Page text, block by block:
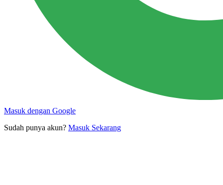
Masuk dengan Google
Sudah punya akun? Masuk Sekarang